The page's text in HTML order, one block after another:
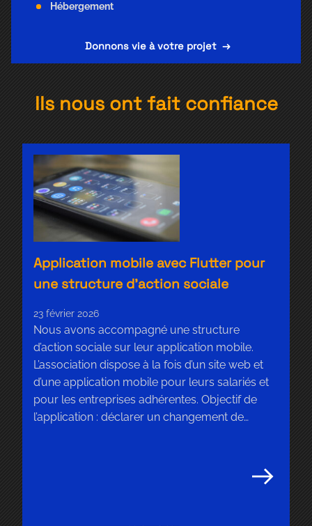
Hébergement
Donnons vie à votre projet→
Ils nous ont fait confiance
Application mobile avec Flutter pour
une structure d’action sociale
23 février 2026
Nous avons accompagné une structure
d’action sociale sur leur application mobile.
L’association dispose à la fois d’un site web et
d’une application mobile pour leurs salariés et
pour les entreprises adhérentes. Objectif de
l’application : déclarer un changement de